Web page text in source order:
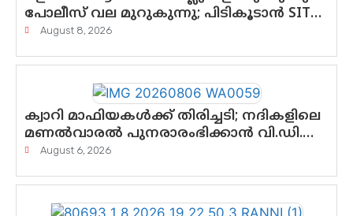
പോലീസ് വല മുറുകുന്നു; പിടികൂടാൻ SIT
രംഗത്ത്. ഇനി ചോദ്യം ആയങ്കി എവിടെ
കസ്റ്റഡിയിലായാൽ പുറത്തുവരുക
എന്തൊക്കെ വിവരങ്ങൾ?”
August 8, 2026
ക്വാറി മാഫിയകൾക്ക് തിരിച്ചടി; നദികളിലെ
മണൽവാരൽ പുനരാരംഭിക്കാൻ വി.ഡി.
സർക്കാർ തീരുമാനം
August 6, 2026